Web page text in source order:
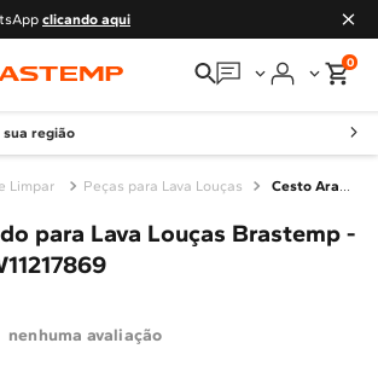
clicando aqui
Em que podemos
Meus pedidos
Guias e manuais
0
sua região
Limpar Peças para Lava Louças Cesto Aramado para Lava Louças Brastemp - W11217869
para Lava Louças Brastemp -
nenhuma avaliação